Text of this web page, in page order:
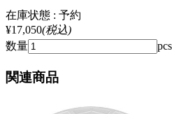
在庫状態 : 予約
¥17,050(税込)
数量
pcs
関連商品